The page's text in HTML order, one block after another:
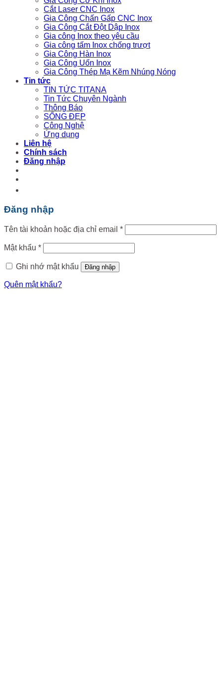
Cắt Laser CNC Inox
Gia Công Chấn Gấp CNC Inox
Gia Công Cắt Đột Dập Inox
Gia công Inox theo yêu cầu
Gia công tấm Inox chống trượt
Gia Công Hàn Inox
Gia Công Uốn Inox
Gia Công Thép Mạ Kẽm Nhúng Nóng
Tin tức
TIN TỨC TITANA
Tin Tức Chuyên Ngành
Thông Báo
SỐNG ĐẸP
Công Nghệ
Ứng dụng
Liên hệ
Chính sách
Đăng nhập
Đăng nhập
Tên tài khoản hoặc địa chỉ email *
Mật khẩu *
Ghi nhớ mật khẩu Đăng nhập
Quên mật khẩu?